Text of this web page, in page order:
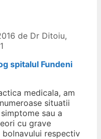
de Dr Ditoiu,
spitalul Fundeni
medicala, am
situatii
sau a
cu grave
respectiv